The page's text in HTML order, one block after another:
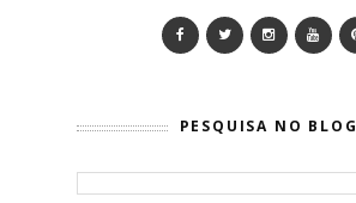
PESQUISA NO BLOG